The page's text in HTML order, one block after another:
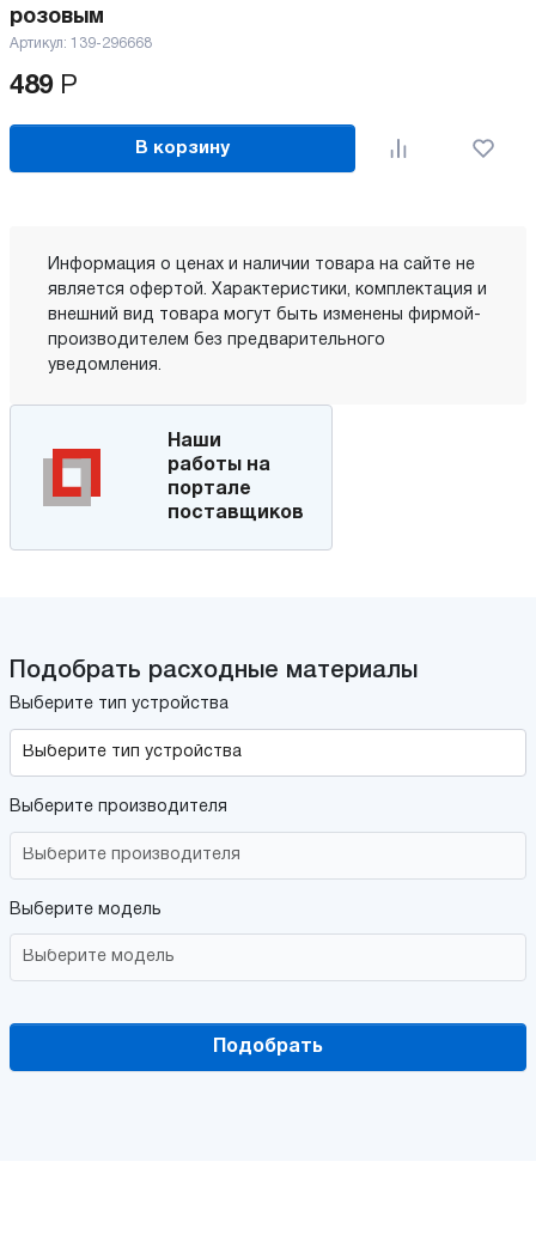
розовым
Артикул: 139-296668
489 Р
В корзину
Информация о ценах и наличии товара на сайте не
является офертой. Характеристики, комплектация и
внешний вид товара могут быть изменены фирмой-
производителем без предварительного
уведомления.
Наши
работы на
портале
поставщиков
Подобрать расходные материалы
Выберите тип устройства
Выберите производителя
Выберите модель
Подобрать